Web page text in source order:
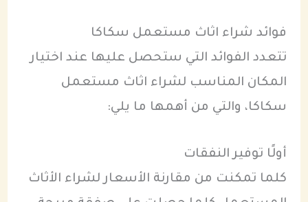
فوائد شراء اثاث مستعمل سكاكا
تتعدد الفوائد التي ستحصل عليها عند اختيار
المكان المناسب لشراء اثاث مستعمل
سكاكا، والتي من أهمها ما يلي:
أولًا توفير النفقات
كلما تمكنت من مقارنة الأسعار لشراء الأثاث